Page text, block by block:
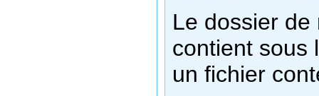
Le dossier
contient sous
un fichier